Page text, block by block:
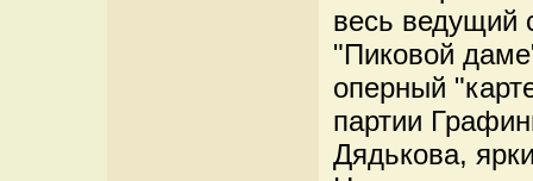
весь ведущий
"Пиковой
оперный
партии
Дядькова,